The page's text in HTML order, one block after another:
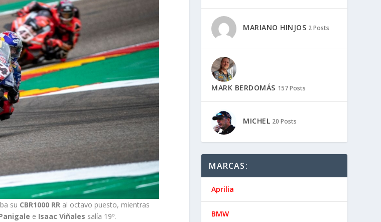
su CBR1000 RR al octavo puesto, mientras
e Isaac Viñales salía 19º.
MARIANO HINJOS 2 Posts
MARK BERDOMÁS 157 Posts
MICHEL 20 Posts
MARCAS:
Aprilia
BMW